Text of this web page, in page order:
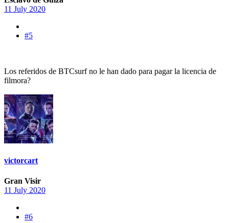
11 July 2020
#5
Los referidos de BTCsurf no le han dado para pagar la licencia de
filmora?
victorcart
Gran Visir
11 July 2020
#6